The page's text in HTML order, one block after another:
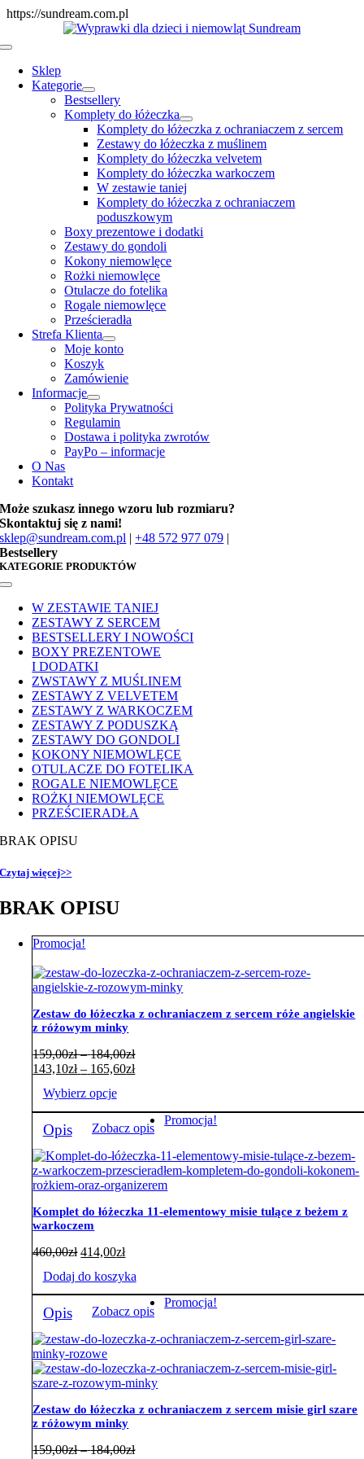
https://sundream.com.pl
to
Toggle
Navigation
Sklep
Kategorie
Bestsellery
Komplety do łóżeczka
Komplety do łóżeczka z ochraniaczem z sercem
Zestawy do łóżeczka z muślinem
Komplety do łóżeczka velvetem
Komplety do łóżeczka warkoczem
W zestawie taniej
Komplety do łóżeczka z ochraniaczem
poduszkowym
Boxy prezentowe i dodatki
Zestawy do gondoli
Kokony niemowlęce
Rożki niemowlęce
Otulacze do fotelika
Rogale niemowlęce
Prześcieradła
Strefa Klienta
Moje konto
Koszyk
Zamówienie
Informacje
Polityka Prywatności
Regulamin
Dostawa i polityka zwrotów
PayPo – informacje
O Nas
Kontakt
Może szukasz innego wzoru lub rozmiaru?
Skontaktuj się z nami!
sklep@sundream.com.pl |+48 572 977 079 |
Bestsellery
KATEGORIE PRODUKTÓW
Toggle
NavigationW ZESTAWIE TANIEJ
ZESTAWY Z SERCEM
BESTSELLERY I NOWOŚCI
BOXY PREZENTOWE
I DODATKI
ZWSTAWY Z MUŚLINEM
ZESTAWY Z VELVETEM
ZESTAWY Z WARKOCZEM
ZESTAWY Z PODUSZKĄ
ZESTAWY DO GONDOLI
KOKONY NIEMOWLĘCE
OTULACZE DO FOTELIKA
ROGALE NIEMOWLĘCE
ROŻKI NIEMOWLĘCE
PRZEŚCIERADŁA
BRAK OPISU
Czytaj więcej>>
BRAK OPISU
Promocja!
Zestaw do łóżeczka z ochraniaczem z sercem róże angielskie
z różowym minky
159,00zł – 184,00złZakres
cen:
do
184,00zł
143,10zł – 165,60złZakres
143,10zł
do
Wybierz opcje
Ten
produkt
ma
wiele
wariantów.
Opcje
można
wybrać
na
stronie
Opis Zobacz opis
Promocja!
Komplet do łóżeczka 11-elementowy misie tulące z beżem z
warkoczem
460,00zł 414,00zł
Dodaj do koszyka
Opis Zobacz opis
Promocja!
Zestaw do łóżeczka z ochraniaczem z sercem misie girl szare
z różowym minky
159,00zł – 184,00złZakres